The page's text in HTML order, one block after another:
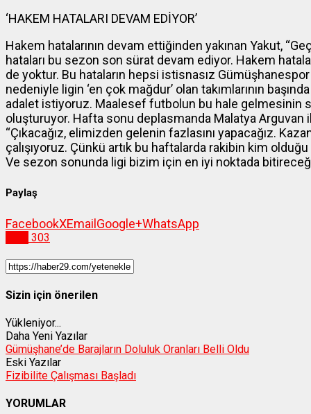
‘HAKEM HATALARI DEVAM EDİYOR’
Hakem hatalarının devam ettiğinden yakınan Yakut,
hataları bu sezon son sürat devam ediyor. Hakem
de yoktur. Bu hataların hepsi istisnasız
nedeniyle ligin ‘en çok mağdur’ olan takımlarının
adalet istiyoruz. Maalesef futbolun bu hale gelmesinin
oluşturuyor. Hafta sonu deplasmanda Malatya Arguvan
“Çıkacağız, elimizden gelenin fazlasını yapacağız.
çalışıyoruz. Çünkü artık bu haftalarda rakibin kim
Ve sezon sonunda ligi bizim için en iyi noktada
Paylaş
FacebookXEmail Google+WhatsApp
303
Sizin için önerilen
Yükleniyor...
Daha Yeni Yazılar
Gümüşhane’de Barajların Doluluk Oranları Belli Oldu
Eski Yazılar
Fizibilite Çalışması Başladı
YORUMLAR